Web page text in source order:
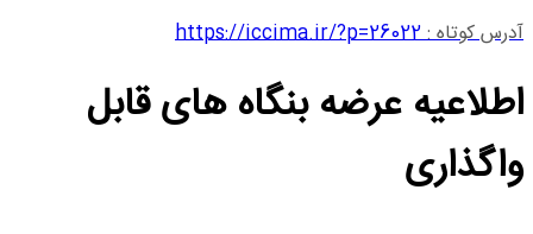
آدرس کوتاه :https://iccima.ir/?p=26022
اطلاعیه عرضه بنگاه های قابل
واگذاری